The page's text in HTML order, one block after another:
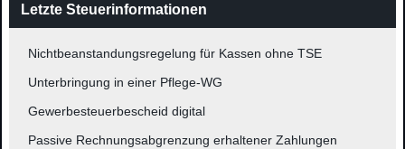
Letzte Steuerinformationen
Nichtbeanstandungsregelung für Kassen ohne TSE
Unterbringung in einer Pflege-WG
Gewerbesteuerbescheid digital
Passive Rechnungsabgrenzung erhaltener Zahlungen